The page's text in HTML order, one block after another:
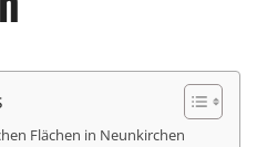
Flächen in Neunkirchen